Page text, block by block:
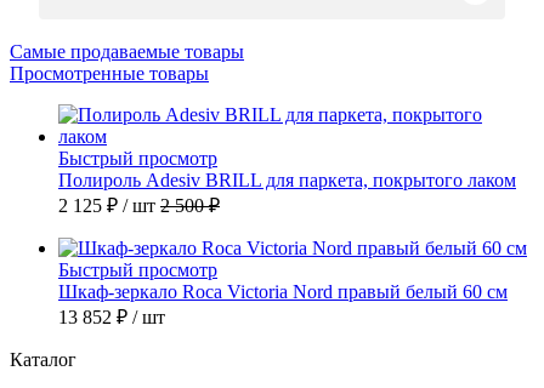
Самые продаваемые товары
Просмотренные товары
Быстрый просмотр
Полироль Adesiv BRILL для паркета, покрытого лаком
2 125 ₽ / шт 2 500 ₽
Быстрый просмотр
Шкаф-зеркало Roca Victoria Nord правый белый 60 см
13 852 ₽ / шт
Каталог